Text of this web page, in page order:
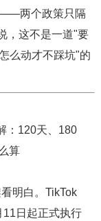
两个政策只隔
，这不是一道"要
么动才不踩坑"的
：120天、180
算
明白。TikTok
日起正式执行